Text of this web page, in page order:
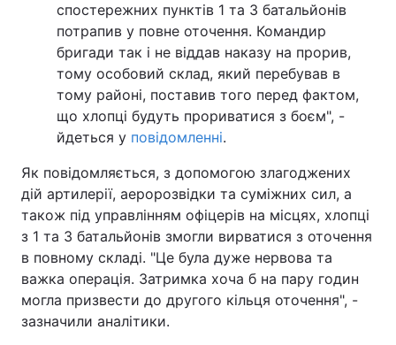
Техно і зв'язок Лайт
Зброя Інциденти
Здоров'я Туризм
Цікавинки Погода
Екологія
Лонгріди
Відео з Youtube Статті
Інтерв'ю Думки
спостережних пунктів 1 та 3 батальйонів
потрапив у повне оточення. Командир
бригади так і не віддав наказу на прорив,
тому особовий склад, який перебував в
тому районі, поставив того перед фактом,
що хлопці будуть прориватися з боєм", -
йдеться у повідомленні.
Як повідомляється, з допомогою злагоджених
дій артилерії, аеророзвідки та суміжних сил, а
також під управлінням офіцерів на місцях, хлопці
з 1 та 3 батальйонів змогли вирватися з оточення
в повному складі. "Це була дуже нервова та
важка операція. Затримка хоча б на пару годин
могла призвести до другого кільця оточення", -
зазначили аналітики.